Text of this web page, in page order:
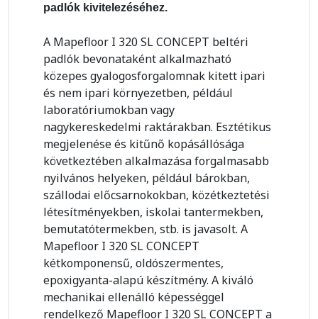
padlók kivitelezéséhez.
A Mapefloor I 320 SL CONCEPT beltéri
padlók bevonataként alkalmazható
közepes gyalogosforgalomnak kitett ipari
és nem ipari környezetben, például
laboratóriumokban vagy
nagykereskedelmi raktárakban. Esztétikus
megjelenése és kitűnő kopásállósága
következtében alkalmazása forgalmasabb
nyilvános helyeken, például bárokban,
szállodai előcsarnokokban, közétkeztetési
létesítményekben, iskolai tantermekben,
bemutatótermekben, stb. is javasolt. A
Mapefloor I 320 SL CONCEPT
kétkomponensű, oldószermentes,
epoxigyanta-alapú készítmény. A kiváló
mechanikai ellenálló képességgel
rendelkező Mapefloor I 320 SL CONCEPT a